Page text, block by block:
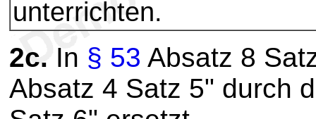
unterrichten.
2c. In § 53 Absatz 8
Absatz 4 Satz 5" durch